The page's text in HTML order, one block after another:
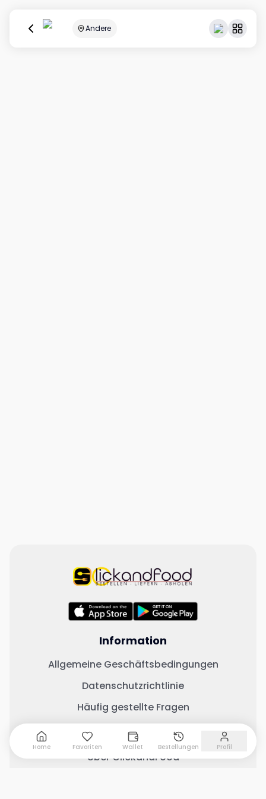
Andere
Information
Allgemeine Geschäftsbedingungen
Datenschutzrichtlinie
Häufig gestellte Fragen
Wichtige Links
Über ClickandFood
Home Favoriten Wallet Bestellungen Profil